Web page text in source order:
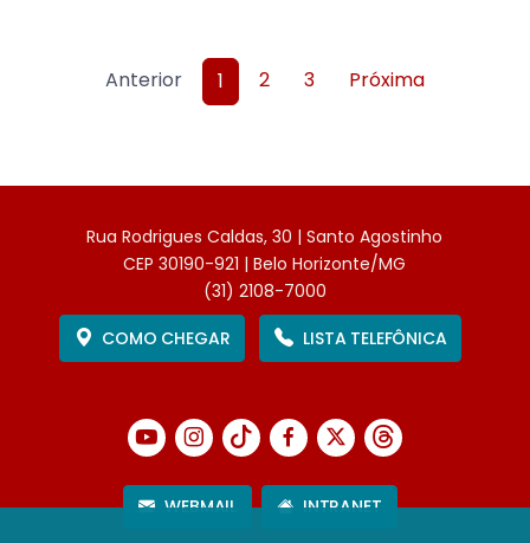
Anterior 1 2 3 Próxima
Rua Rodrigues Caldas, 30 | Santo Agostinho
CEP 30190-921 | Belo Horizonte/MG
(31) 2108-7000
COMO CHEGAR
LISTA TELEFÔNICA
WEBMAIL INTRANET